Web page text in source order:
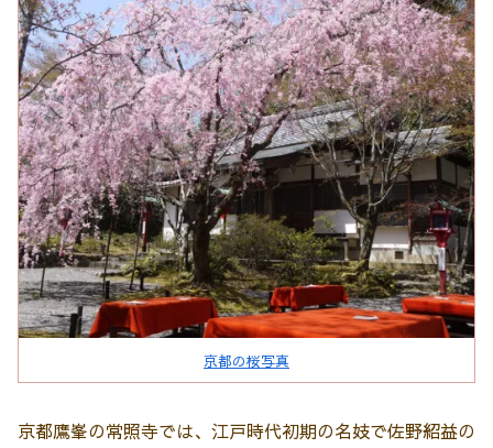
京都の桜写真
京都鷹峯の常照寺では、江戸時代初期の名妓で佐野紹益の